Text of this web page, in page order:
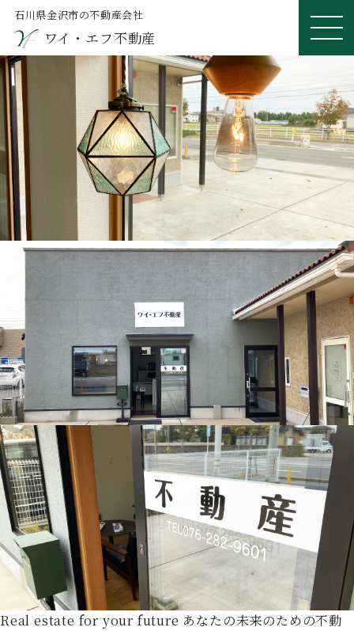
石川県金沢市の不動産会社
ワイ・エフ不動産
ME
NU
Real estate for your future あなたの未来のための不動